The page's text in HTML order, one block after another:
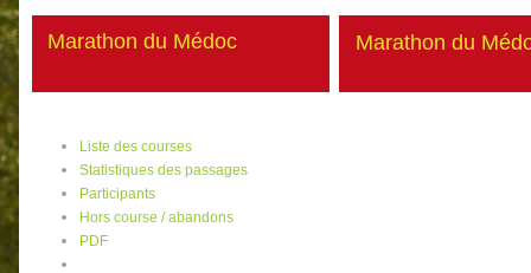
Marathon du Médoc Marathon du
Liste des courses
Statistiques des passages
Participants
Hors course / abandons
PDF